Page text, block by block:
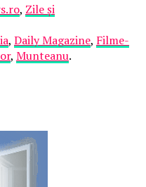
, Zile și
, Daily Magazine, Filme-
, Munteanu.